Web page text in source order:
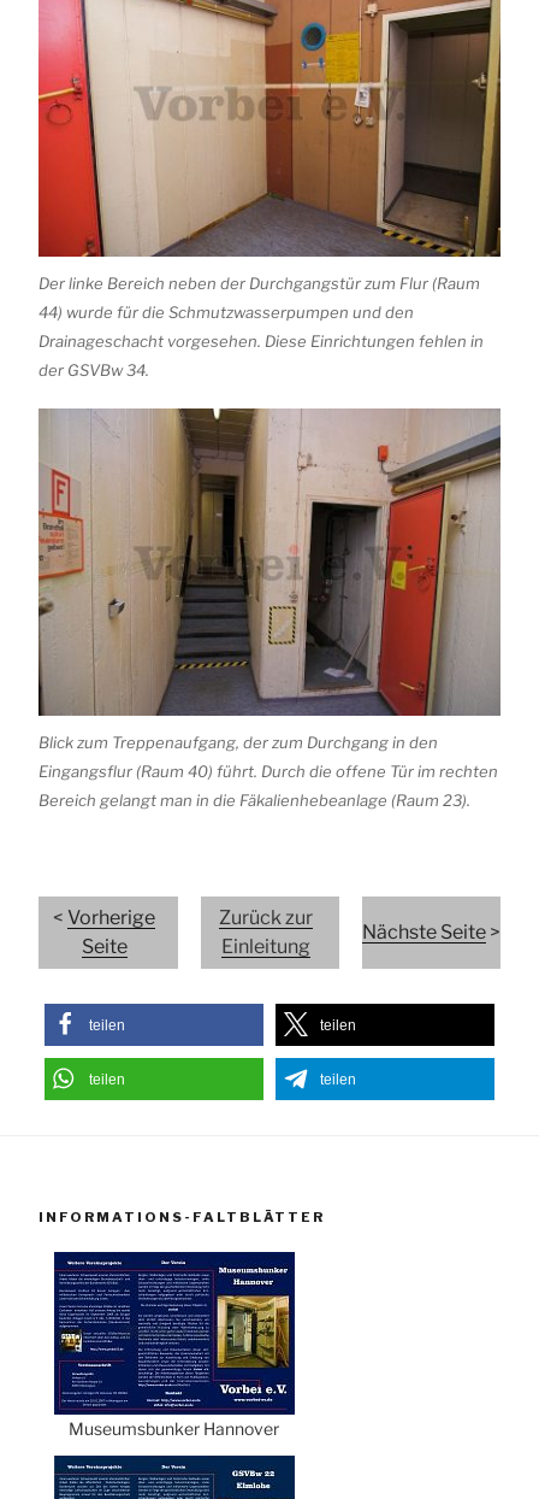
Der linke Bereich neben der Durchgangstür zum Flur (Raum
44) wurde für die Schmutzwasserpumpen und den
Drainageschacht vorgesehen. Diese Einrichtungen fehlen in
der GSVBw 34.
Blick zum Treppenaufgang, der zum Durchgang in den
Eingangsflur (Raum 40) führt. Durch die offene Tür im rechten
Bereich gelangt man in die Fäkalienhebeanlage (Raum 23).
<Vorherige
Seite
Zurück zur
Einleitung
Nächste Seite >
teilen teilen
teilen teilen
INFORMATIONS-FALTBLÄTTER
Museumsbunker Hannover